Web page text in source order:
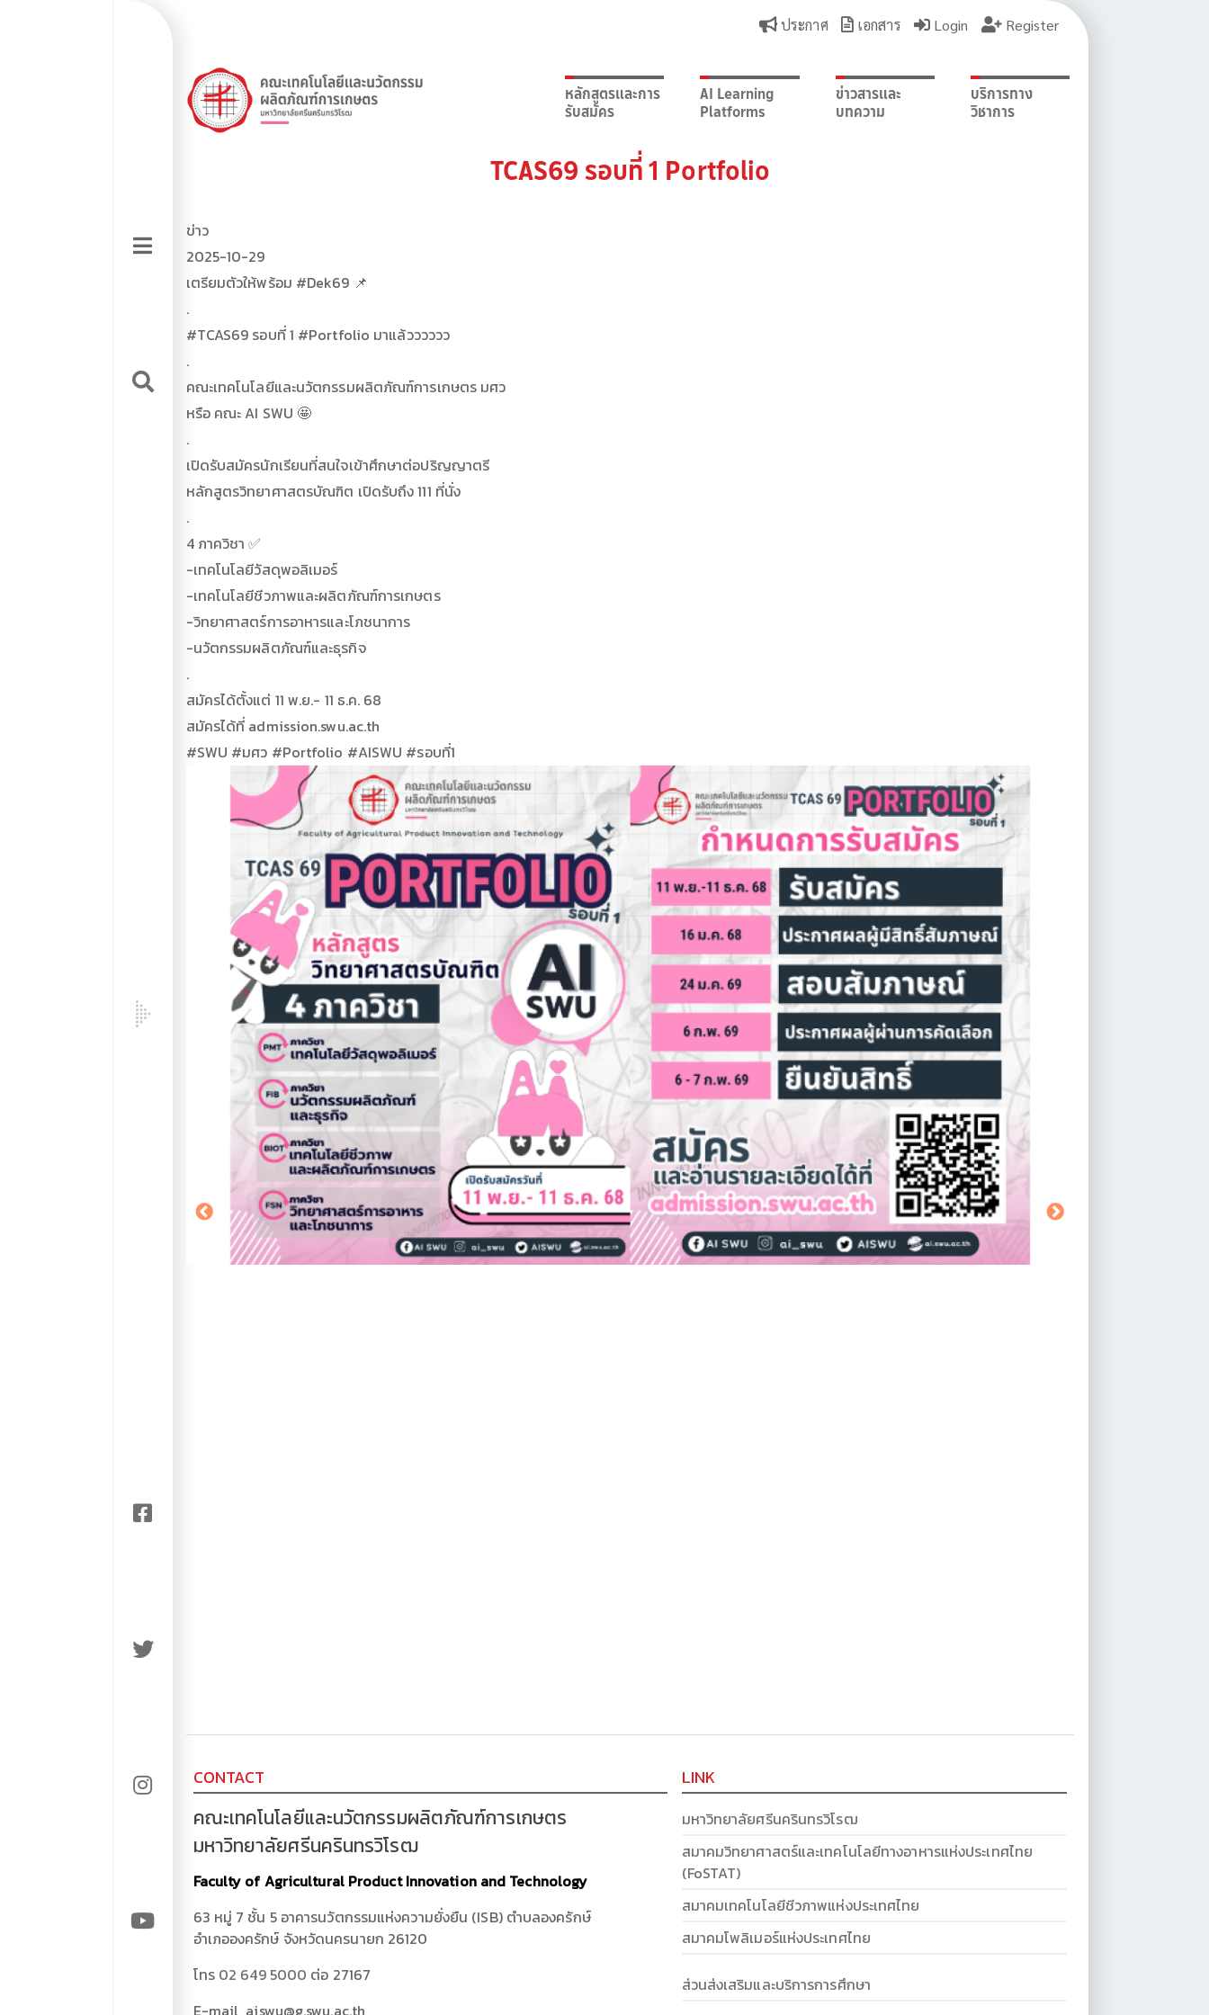
Sidebar
tools
Hamburger
Top
navigation
ประกาศ เอกสาร Login Register
Top
logo
หลักสูตรและการ
รับสมัคร
AI Learning
Platforms
ข่าวสารและ
บทความ
บริการทาง
วิชาการ
TCAS69 รอบที่ 1 Portfolio
ข่าว
2025-10-29
เตรียมตัวให้พร้อม #Dek69 📌
.
#TCAS69 รอบที่ 1 #Portfolio มาแล้วววววว
.
คณะเทคโนโลยีและนวัตกรรมผลิตภัณฑ์การเกษตร มศว
หรือ คณะ AI SWU 🤩
.
เปิดรับสมัครนักเรียนที่สนใจเข้าศึกษาต่อปริญญาตรี
หลักสูตรวิทยาศาสตรบัณฑิต เปิดรับถึง 111 ที่นั่ง
.
4 ภาควิชา ✅
-เทคโนโลยีวัสดุพอลิเมอร์
-เทคโนโลยีชีวภาพและผลิตภัณฑ์การเกษตร
-วิทยาศาสตร์การอาหารและโภชนาการ
-นวัตกรรมผลิตภัณฑ์และธุรกิจ
.
สมัครได้ตั้งแต่ 11 พ.ย.- 11 ธ.ค. 68
สมัครได้ที่ admission.swu.ac.th
#SWU #มศว #Portfolio #AISWU #รอบที่1
CONTACT
คณะเทคโนโลยีและนวัตกรรมผลิตภัณฑ์การเกษตร
มหาวิทยาลัยศรีนครินทรวิโรฒ
Faculty of Agricultural Product Innovation and Technology
63 หมู่ 7 ชั้น 5 อาคารนวัตกรรมแห่งความยั่งยืน (ISB) ตำบลองครักษ์
อำเภอองครักษ์ จังหวัดนครนายก 26120
โทร 02 649 5000 ต่อ 27167
E-mail aiswu@g.swu.ac.th
LINK
มหาวิทยาลัยศรีนครินทรวิโรฒ
สมาคมวิทยาศาสตร์และเทคโนโลยีทางอาหารแห่งประเทศไทย
(FoSTAT)
สมาคมเทคโนโลยีชีวภาพแห่งประเทศไทย
สมาคมโพลิเมอร์แห่งประเทศไทย
ส่วนส่งเสริมและบริการการศึกษา